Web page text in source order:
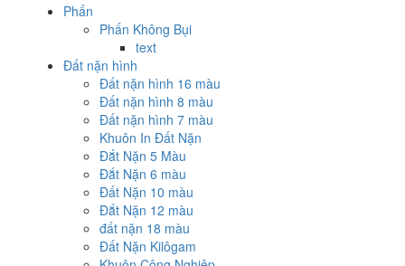
Phấn
Phấn Không Bụi
text
Đất nặn hình
Đất nặn hình 16 màu
Đất nặn hình 8 màu
Đất nặn hình 7 màu
Khuôn In Đất Nặn
Đắt Nặn 5 Màu
Đắt Nặn 6 màu
Đất Nặn 10 màu
Đắt Nặn 12 màu
đất nặn 18 màu
Đất Nặn Kilôgam